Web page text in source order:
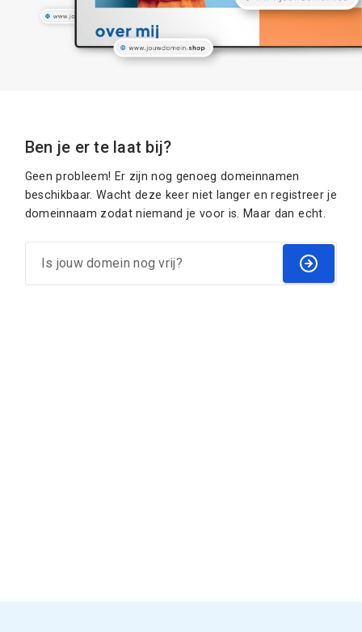
Ben je er te laat bij?
Geen probleem! Er zijn nog genoeg domeinnamen
beschikbaar. Wacht deze keer niet langer en registreer je
domeinnaam zodat niemand je voor is. Maar dan echt.